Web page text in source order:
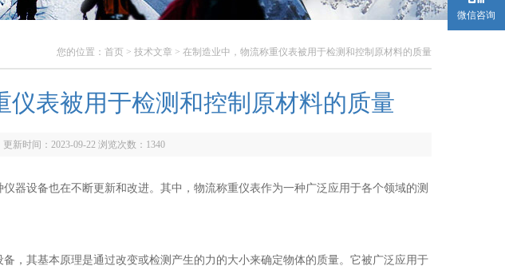
您的位置： 首页 > 技术文章 > 在制造业中，物流称重仪表被用于检测和控制原材料的质量
仪表被用于检测和控制原材料的质量
更新时间：2023-09-22 浏览次数： 1340
设备也在不断更新和改进。其中，物流称重仪表作为一种广泛应用于各个领域的测
，其基本原理是通过改变或检测产生的力的大小来确定物体的质量。它被广泛应用于
微信咨询